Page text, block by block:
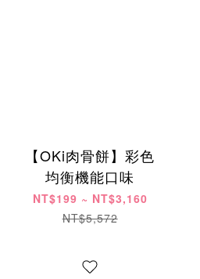
【OKi肉骨餅】彩色
均衡機能口味
NT$199 ~ NT$3,160
NT$5,572